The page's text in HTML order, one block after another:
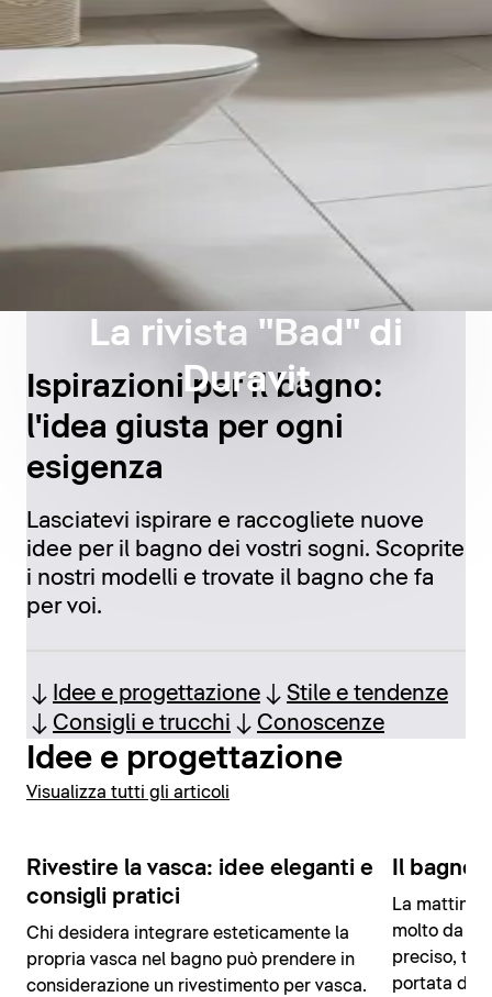
La rivista "Bad" di
Duravit
Ispirazioni per il bagno:
l'idea giusta per ogni
esigenza
Lasciatevi ispirare e raccogliete nuove
idee per il bagno dei vostri sogni. Scoprite
i nostri modelli e trovate il bagno che fa
per voi.
Idee e progettazione
Stile e tendenze
Consigli e trucchi
Conoscenze
Idee e progettazione
Visualizza tutti gli articoli
Rivestire la vasca: idee eleganti e
consigli pratici
Chi desidera integrare esteticamente la
propria vasca nel bagno può prendere in
considerazione un rivestimento per vasca.
Il bagno
La mattina
molto da
preciso,
portata di